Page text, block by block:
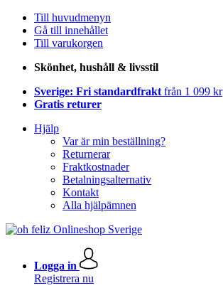
Till huvudmenyn
Gå till innehållet
Till varukorgen
Skönhet, hushåll & livsstil
Sverige: Fri standardfrakt från 1 099 kr
Gratis returer
Hjälp
Var är min beställning?
Returnerar
Fraktkostnader
Betalningsalternativ
Kontakt
Alla hjälpämnen
Logga in
Registrera nu